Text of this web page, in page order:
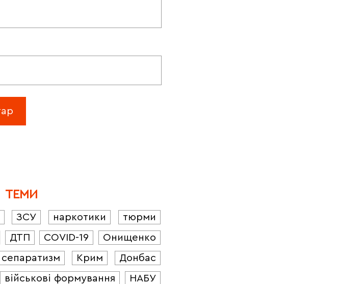
ТЕМИ
ЗСУ наркотики
тюрми
ДТП COVID-19
Онищенко
сепаратизм Крим
Донбас
військові формування
НАБУ